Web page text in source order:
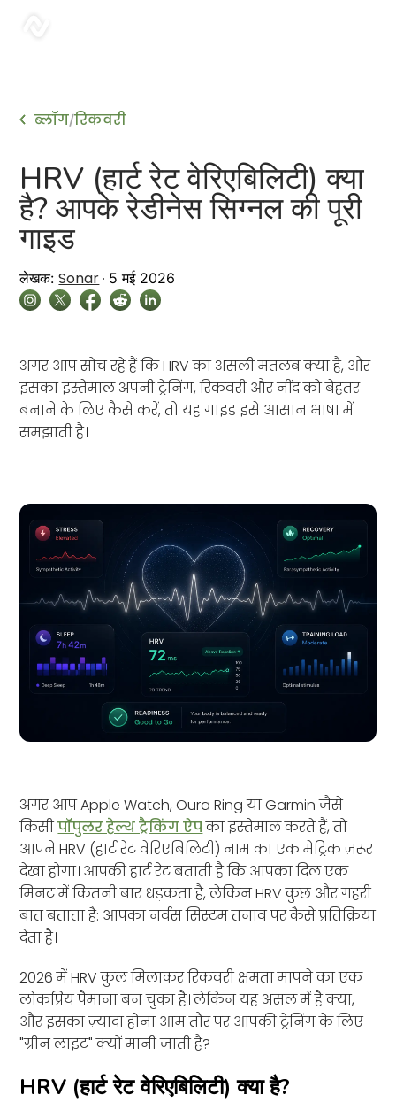
ब्लॉग/रिकवरी
HRV (हार्ट रेट वेरिएबिलिटी) क्या
है? आपके रेडीनेस सिग्नल की पूरी
गाइड
लेखक: Sonar 5 मई 2026
अगर आप सोच रहे हैं कि HRV का असली मतलब क्या है, और
इसका इस्तेमाल अपनी ट्रेनिंग, रिकवरी और नींद को बेहतर
बनाने के लिए कैसे करें, तो यह गाइड इसे आसान भाषा में
समझाती है।
अगर आप Apple Watch, Oura Ring या Garmin जैसे
किसीपॉपुलर हेल्थ ट्रैकिंग ऐपका इस्तेमाल करते हैं, तो
आपने HRV (हार्ट रेट वेरिएबिलिटी) नाम का एक मेट्रिक ज़रूर
देखा होगा। आपकी हार्ट रेट बताती है कि आपका दिल एक
मिनट में कितनी बार धड़कता है, लेकिन HRV कुछ और गहरी
बात बताता है: आपका नर्वस सिस्टम तनाव पर कैसे प्रतिक्रिया
देता है।
2026 में HRV कुल मिलाकर रिकवरी क्षमता मापने का एक
लोकप्रिय पैमाना बन चुका है। लेकिन यह असल में है क्या,
और इसका ज़्यादा होना आम तौर पर आपकी ट्रेनिंग के लिए
"ग्रीन लाइट" क्यों मानी जाती है?
HRV (हार्ट रेट वेरिएबिलिटी) क्या है?